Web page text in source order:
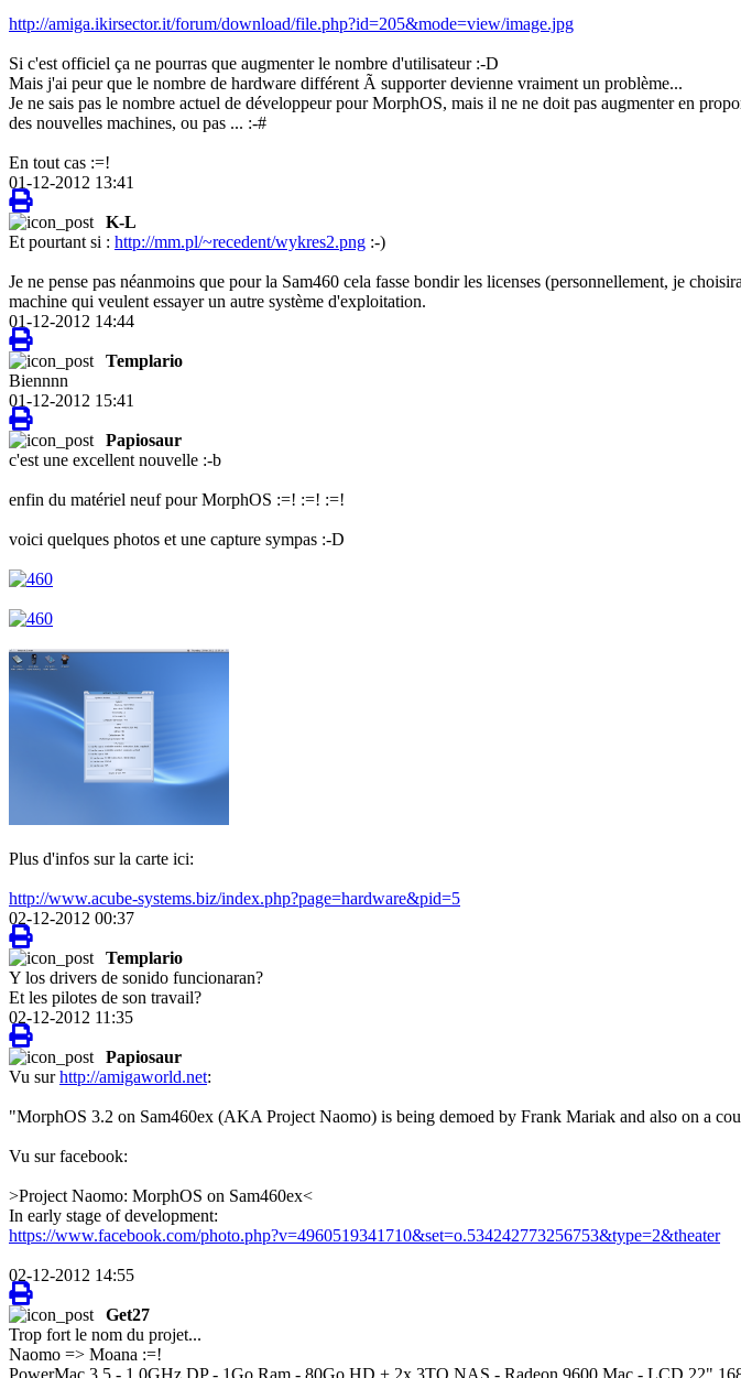
http://amiga.ikirsector.it/forum/download/file.php?id=205&mode=view/image.jpg
Si c'est officiel ça ne pourras que augmenter le nombre d'utilisateur :-D
Mais j'ai peur que le nombre de hardware différent Ã supporter devienne vraiment un problème...
Je ne sais pas le nombre actuel de développeur pour MorphOS, mais il ne ne doit pas augmenter en
des nouvelles machines, ou pas ... :-#
En tout cas :=!
01-12-2012 13:41
K-L
Et pourtant si : http://mm.pl/~recedent/wykres2.png :-)
Je ne pense pas néanmoins que pour la Sam460 cela fasse bondir les licenses (personnellement, je
machine qui veulent essayer un autre système d'exploitation.
01-12-2012 14:44
Templario
Biennnn
01-12-2012 15:41
Papiosaur
c'est une excellent nouvelle :-b
enfin du matériel neuf pour MorphOS :=! :=! :=!
voici quelques photos et une capture sympas :-D
Plus d'infos sur la carte ici:
http://www.acube-systems.biz/index.php?page=hardware&pid=5
02-12-2012 00:37
Templario
Y los drivers de sonido funcionaran?
Et les pilotes de son travail?
02-12-2012 11:35
Papiosaur
Vu surhttp://amigaworld.net:
"MorphOS 3.2 on Sam460ex (AKA Project Naomo) is being demoed by Frank Mariak and also on a
Vu sur facebook:
>Project Naomo: MorphOS on Sam460ex<
In early stage of development:
https://www.facebook.com/photo.php?v=4960519341710&set=o.534242773256753&type=2&theater
02-12-2012 14:55
Get27
Trop fort le nom du projet...
Naomo => Moana :=!
PowerMac 3.5 - 1.0GHz DP - 1Go Ram - 80Go HD + 2x 3TO NAS - Radeon 9600 Mac - LCD 22"